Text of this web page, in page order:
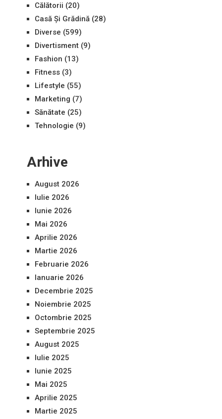
Călătorii (20)
Casă Și Grădină(28)
Diverse (599)
Divertisment(9)
Fashion (13)
Fitness(3)
Lifestyle (55)
Marketing (7)
Sănătate (25)
Tehnologie (9)
Arhive
August 2026
Iulie 2026
Iunie 2026
Mai 2026
Aprilie 2026
Martie 2026
Februarie 2026
Ianuarie 2026
Decembrie 2025
Noiembrie 2025
Octombrie 2025
Septembrie 2025
August 2025
Iulie 2025
Iunie 2025
Mai 2025
Aprilie 2025
Martie 2025